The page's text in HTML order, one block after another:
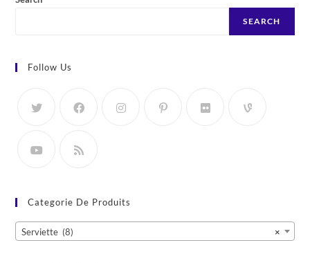
SEARCH
Follow Us
Categorie De Produits
×
Serviette (8)